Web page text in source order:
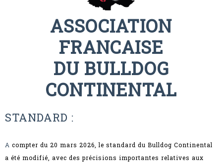
ASSOCIATION
FRANCAISE
DU BULLDOG
CONTINENTAL
STANDARD :
A compter du 20 mars 2026, le standard du Bulldog Continental
a été modifié, avec des précisions importantes relatives aux